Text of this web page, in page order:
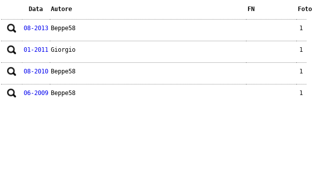
Data Autore FN Foto
08-2013 Beppe58 1
01-2011 Giorgio 1
08-2010 Beppe58 1
06-2009 Beppe58 1